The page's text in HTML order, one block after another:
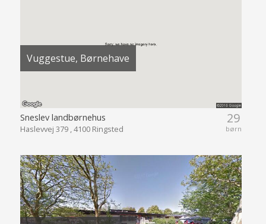
Vuggestue, Børnehave
29
børn
Sneslev landbørnehus
Haslevvej 379 , 4100 Ringsted